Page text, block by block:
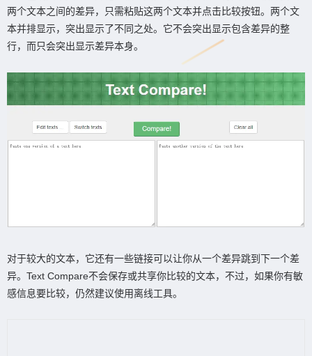
两个文本之间的差异，只需粘贴这两个文本并点击比较按钮。两个文
本并排显示，突出显示了不同之处。它不会突出显示包含差异的整
行，而只会突出显示差异本身。
对于较大的文本，它还有一些链接可以让你从一个差异跳到下一个差
异。Text Compare不会保存或共享你比较的文本，不过，如果你有敏
感信息要比较，仍然建议使用离线工具。